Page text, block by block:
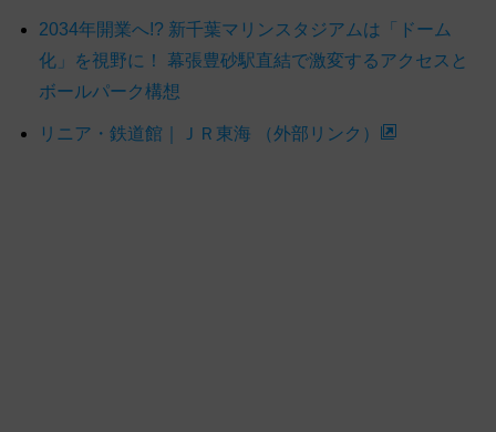
2034年開業へ!? 新千葉マリンスタジアムは「ドーム
化」を視野に！ 幕張豊砂駅直結で激変するアクセスと
ボールパーク構想
リニア・鉄道館｜ＪＲ東海 （外部リンク）